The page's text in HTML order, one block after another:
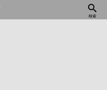
search
検索